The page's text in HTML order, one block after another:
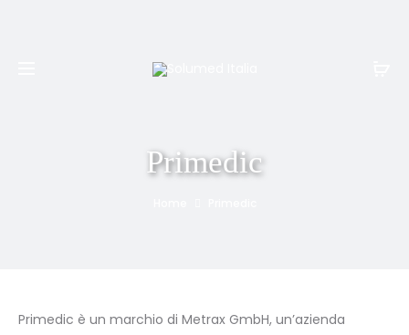
Primedic
Primedic è un marchio di Metrax GmbH, un’azienda